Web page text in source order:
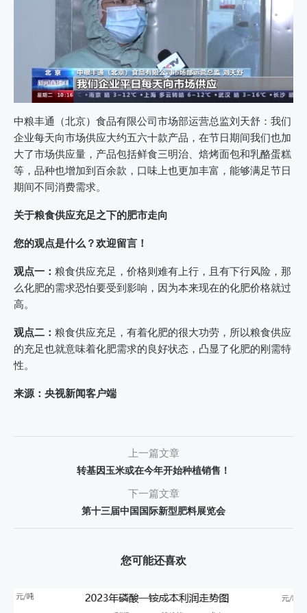
中粮丰通（北京）食品有限公司市场部运营总监刘天舒：我们
企业每天向市场供应大约五六十款产品，在节日期间我们也加
大了市场供应量，产品包括鲜食三明治、焙烤面包和乳酪蛋糕
等，品种也增加到百余款，口味上也更加丰富，能够满足节日
期间不同消费需求。
关于粮食供应充足之下的肥市走向
您的观点是什么？欢迎留言！
观点一： 粮食供应充足，价格则难有上行，且有下行风险，那
么化肥的需求恐怕要受到影响，因为本来现在的化肥价格就过
高。
观点二： 粮食供应充足，有着化肥的很大功劳，所以粮食供应
的充足也就意味着化肥需求的良好状态，凸显了化肥的刚需特
性。
来源：央视新闻客户端
上一篇文章
转基因玉米或在今年开始种植销售！
下一篇文章
第十三届中国国际新型肥料展览会
您可能还喜欢